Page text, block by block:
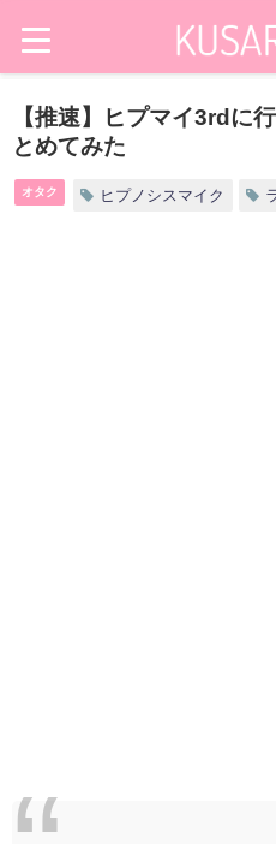
【推速】ヒプマイ3rdに
とめてみた
オタク ヒプノシスマイク